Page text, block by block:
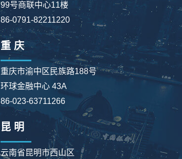
99号商联中心11楼
86-0791-82211220
重 庆
重庆市渝中区民族路188号
环球金融中心 43A
86-023-63711266
昆 明
云南省昆明市西山区